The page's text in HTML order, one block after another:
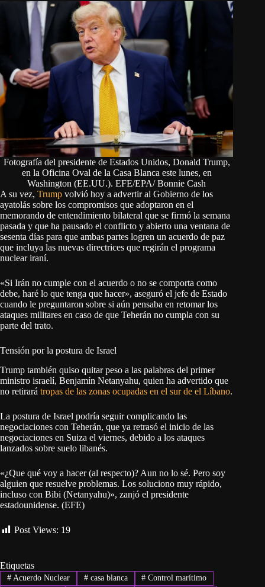
Fotografía del presidente de Estados Unidos, Donald Trump,
en la Oficina Oval de la Casa Blanca este lunes, en
Washington (EE.UU.). EFE/EPA/ Bonnie Cash
A su vez, Trump volvió hoy a advertir al Gobierno de los
ayatolás sobre los compromisos que adoptaron en el
memorando de entendimiento bilateral que se firmó la semana
pasada y que ha pausado el conflicto y abierto una ventana de
sesenta días para que ambas partes logren un acuerdo de paz
que incluya las nuevas directrices que regirán el programa
nuclear iraní.
«Si Irán no cumple con el acuerdo o no se comporta como
debe, haré lo que tenga que hacer», aseguró el jefe de Estado
cuando le preguntaron sobre si aún pensaba en retomar los
ataques militares en caso de que Teherán no cumpla con su
parte del trato.
Tensión por la postura de Israel
Trump también quiso quitar peso a las palabras del primer
ministro israelí, Benjamín Netanyahu, quien ha advertido que
no retirará tropas de las zonas ocupadas en el sur de el Líbano.
La postura de Israel podría seguir complicando las
negociaciones con Teherán, que ya retrasó el inicio de las
negociaciones en Suiza el viernes, debido a los ataques
lanzados sobre suelo libanés.
«¿Que qué voy a hacer (al respecto)? Aun no lo sé. Pero soy
alguien que resuelve problemas. Los soluciono muy rápido,
incluso con Bibi (Netanyahu)», zanjó el presidente
estadounidense. (EFE)
Post Views: 19
Etiquetas
#Acuerdo Nuclear #casa blanca # Control marítimo